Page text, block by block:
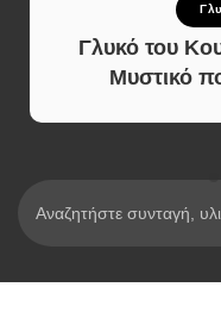
Γλυκό του
Μυστικό